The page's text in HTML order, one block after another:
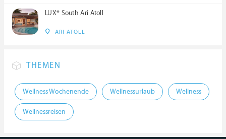
LUX* South Ari Atoll
ARI ATOLL
THEMEN
Wellness Wochenende Wellnessurlaub Wellness
Wellnessreisen